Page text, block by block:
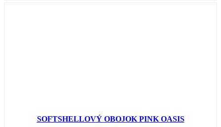
SOFTSHELLOVÝ OBOJOK PINK OASIS